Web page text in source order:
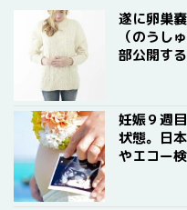
遂に卵巣
（のうし
部公開する
妊娠９週
状態。日
やエコー